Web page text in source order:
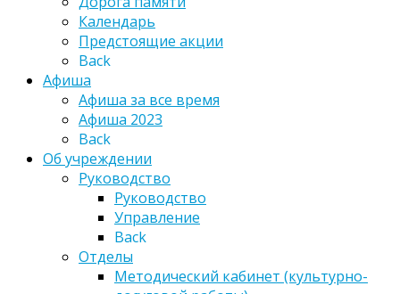
Календарь
Предстоящие акции
Back
Афиша
Афиша за все время
Афиша 2023
Back
Об учреждении
Руководство
Руководство
Управление
Back
Отделы
Методический кабинет (культурно-